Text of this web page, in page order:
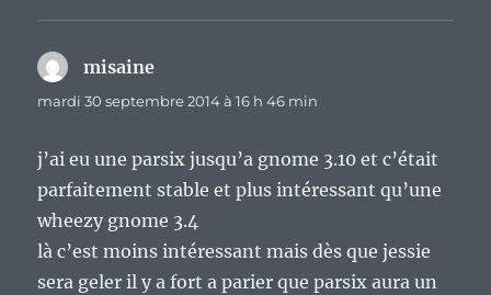
misaine
mardi 30 septembre 2014 à 16 h 46 min
j’ai eu une parsix jusqu’a gnome 3.10 et c’était
parfaitement stable et plus intéressant qu’une
wheezy gnome 3.4
là c’est moins intéressant mais dès que jessie
sera geler il y a fort a parier que parsix aura un